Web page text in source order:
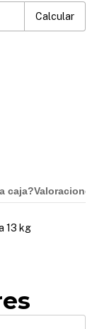
Calcular
caja?
13 kg